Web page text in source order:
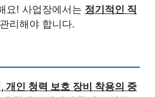
요! 사업장에서는 정기적인 직
리해야 합니다.
개인 청력 보호 장비 착용의 중